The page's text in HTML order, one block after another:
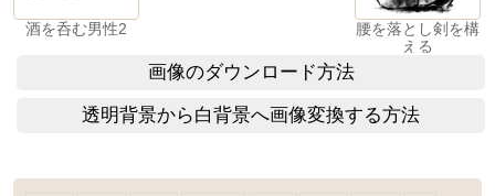
酒を呑む男性2
腰を落とし剣を構
える
画像のダウンロード方法
透明背景から白背景へ画像変換する方法